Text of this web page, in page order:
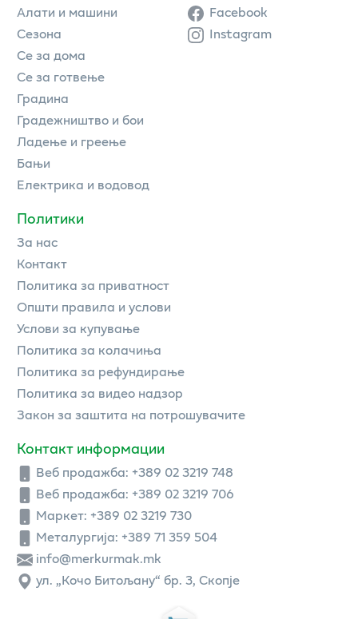
Алати и машини
Сезона
Се за дома
Се за готвење
Градина
Градежништво и бои
Ладење и греење
Бањи
Електрика и водовод
Политики
За нас
Контакт
Политика за приватност
Општи правила и услови
Услови за купување
Политика за колачиња
Политика за рефундирање
Политика за видео надзор
Закон за заштита на потрошувачите
Контакт информации
Веб продажба: +389 02 3219 748
Веб продажба: +389 02 3219 706
Маркет: +389 02 3219 730
Металургија: +389 71 359 504
info@merkurmak.mk
ул. „Кочо Битољану“ бр. 3, Скопје
Facebook
Instagram